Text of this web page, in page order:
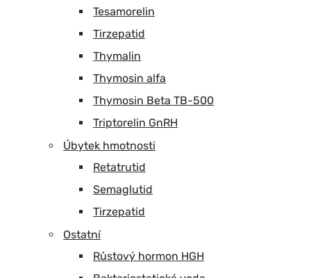
Tesamorelin
Tirzepatid
Thymalin
Thymosin alfa
Thymosin Beta TB-500
Triptorelin GnRH
Úbytek hmotnosti
Retatrutid
Semaglutid
Tirzepatid
Ostatní
Růstový hormon HGH